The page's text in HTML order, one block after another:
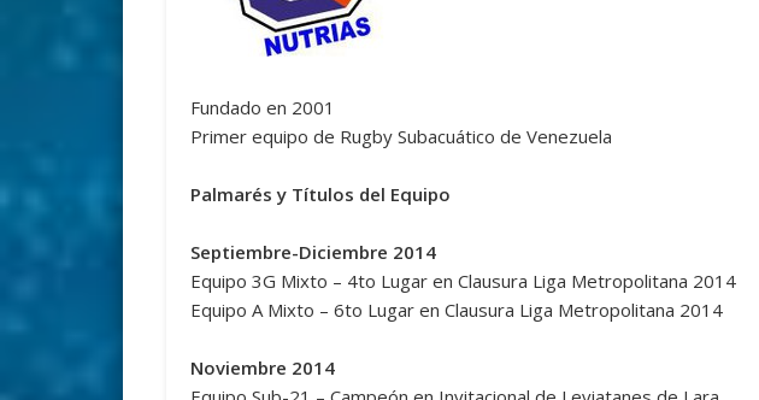
Fundado en 2001
Primer equipo de Rugby Subacuático de Venezuela
Palmarés y Títulos del Equipo
Septiembre-Diciembre 2014
Equipo 3G Mixto – 4to Lugar en Clausura Liga Metropolitana 2014
Equipo A Mixto – 6to Lugar en Clausura Liga Metropolitana 2014
Noviembre 2014